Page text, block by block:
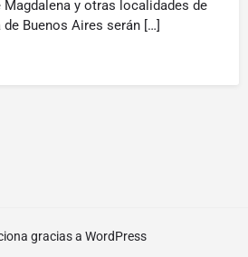
Magdalena y otras localidades de
de Buenos Aires serán […]
gracias a WordPress